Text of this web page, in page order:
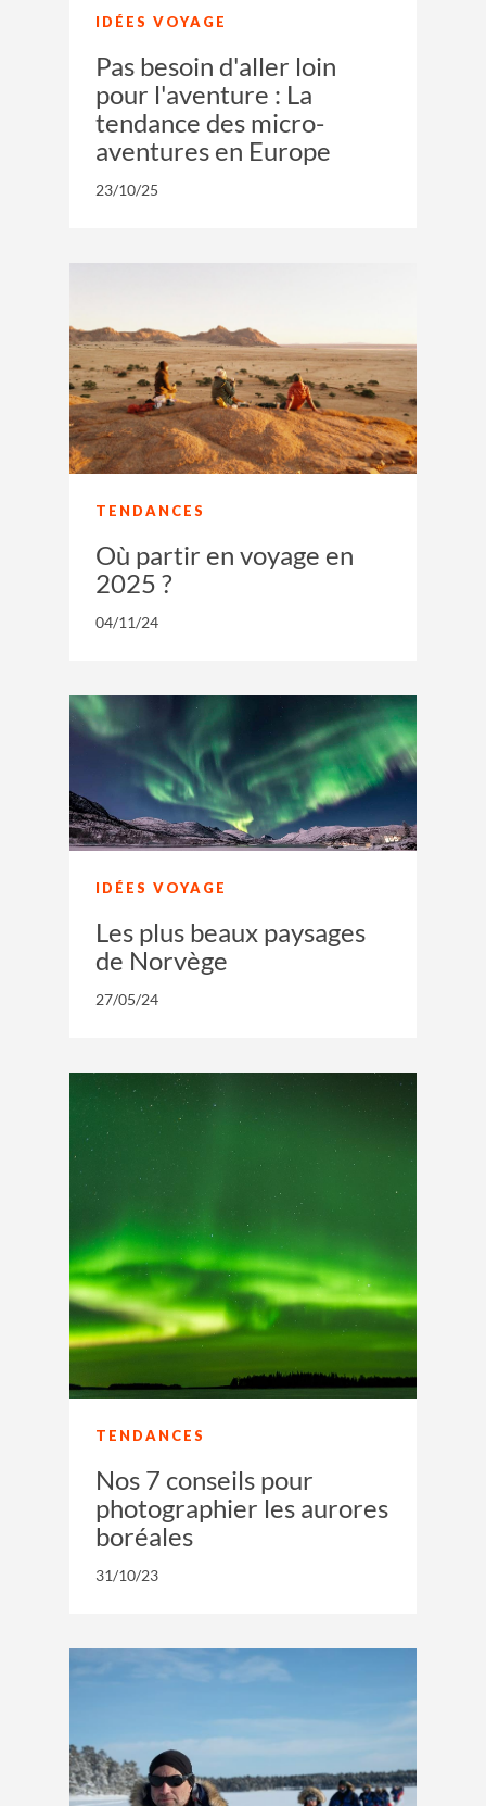
IDÉES VOYAGE
Pas besoin d'aller loin
pour l'aventure : La
tendance des micro-
aventures en Europe
23/10/25
TENDANCES
Où partir en voyage en
2025 ?
04/11/24
IDÉES VOYAGE
Les plus beaux paysages
de Norvège
27/05/24
TENDANCES
Nos 7 conseils pour
photographier les aurores
boréales
31/10/23